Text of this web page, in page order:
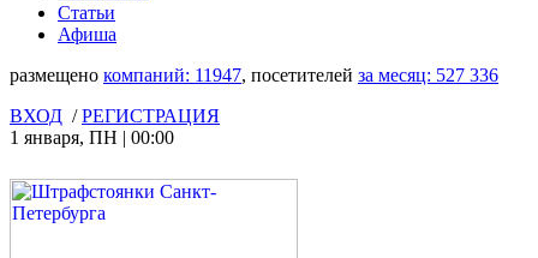
Статьи
Афиша
размещено компаний: 11947, посетителей за месяц: 527 336
ВХОД /РЕГИСТРАЦИЯ
1 января, ПН | 00:00